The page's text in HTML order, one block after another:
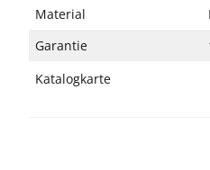
Material
Garantie
Katalogkarte